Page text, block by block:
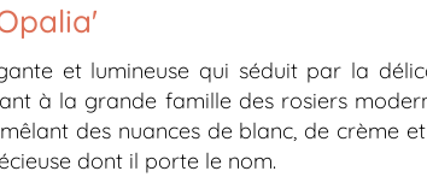
et lumineuse qui séduit par la
à la grande famille des rosiers
des nuances de blanc, de crème
dont il porte le nom.